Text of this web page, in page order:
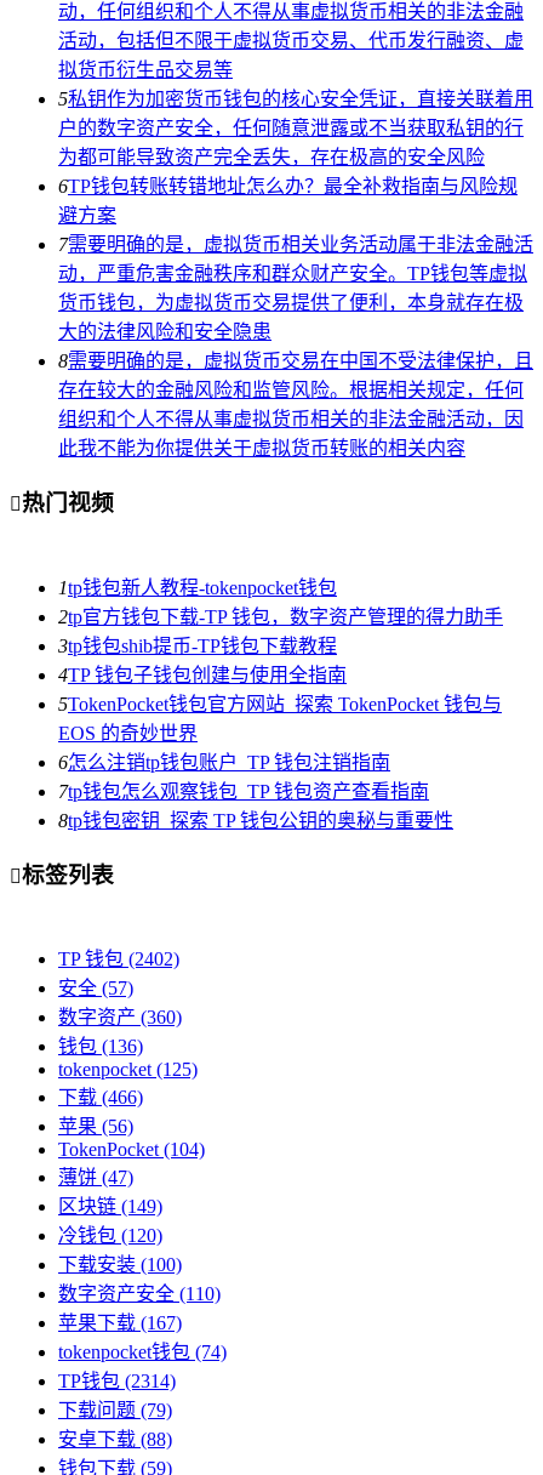
动，任何组织和个人不得从事虚拟货币相关的非法金融
活动，包括但不限于虚拟货币交易、代币发行融资、虚
拟货币衍生品交易等
5私钥作为加密货币钱包的核心安全凭证，直接关联着用
户的数字资产安全，任何随意泄露或不当获取私钥的行
为都可能导致资产完全丢失，存在极高的安全风险
6TP钱包转账转错地址怎么办？最全补救指南与风险规
避方案
7需要明确的是，虚拟货币相关业务活动属于非法金融活
动，严重危害金融秩序和群众财产安全。TP钱包等虚拟
货币钱包，为虚拟货币交易提供了便利，本身就存在极
大的法律风险和安全隐患
8需要明确的是，虚拟货币交易在中国不受法律保护，且
存在较大的金融风险和监管风险。根据相关规定，任何
组织和个人不得从事虚拟货币相关的非法金融活动，因
此我不能为你提供关于虚拟货币转账的相关内容
热门视频
1tp钱包新人教程-tokenpocket钱包
2tp官方钱包下载-TP 钱包，数字资产管理的得力助手
3tp钱包shib提币-TP钱包下载教程
4TP 钱包子钱包创建与使用全指南
5TokenPocket钱包官方网站_探索 TokenPocket 钱包与
EOS 的奇妙世界
6怎么注销tp钱包账户_TP 钱包注销指南
7tp钱包怎么观察钱包_TP 钱包资产查看指南
8tp钱包密钥_探索 TP 钱包公钥的奥秘与重要性
标签列表
TP 钱包 (2402)
安全 (57)
数字资产 (360)
钱包 (136)
tokenpocket (125)
下载 (466)
苹果 (56)
TokenPocket (104)
薄饼 (47)
区块链 (149)
冷钱包 (120)
下载安装 (100)
数字资产安全 (110)
苹果下载 (167)
tokenpocket钱包 (74)
TP钱包 (2314)
下载问题 (79)
安卓下载 (88)
钱包下载 (59)